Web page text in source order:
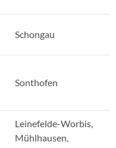
Schongau
Sonthofen
Leinefelde-Worbis,
Mühlhausen,